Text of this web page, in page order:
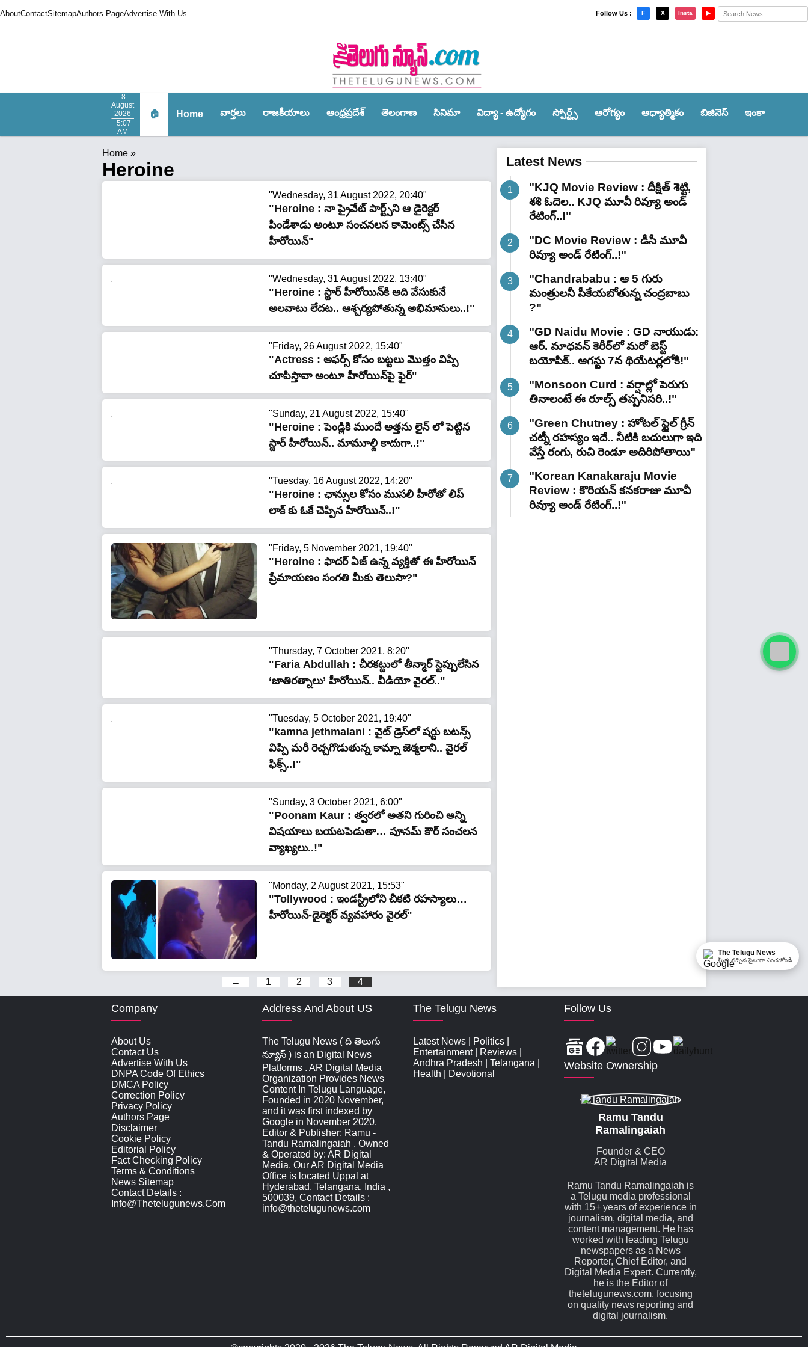
AboutContactSitemapAuthors PageAdvertise With Us Follow Us : F X Insta ▶
8
August
2026
5:07
AM
🏠 Home వార్త‌లు రాజ‌కీయాలు ఆంధ్ర‌ప్ర‌దేశ్‌ తెలంగాణ‌ సినిమా విద్యా - ఉద్యోగం స్పోర్ట్స్‌ ఆరోగ్యం ఆధ్యాత్మికం బిజినెస్ ఇంకా
×
Home »
Heroine
"Wednesday, 31 August 2022, 20:40"
"Heroine : నా ప్రైవేట్ పార్ట్స్‌ని ఆ డైరెక్ట‌ర్
పిండేశాడు అంటూ సంచ‌నల‌న కామెంట్స్ చేసిన
హీరోయిన్"
"Wednesday, 31 August 2022, 13:40"
"Heroine : స్టార్ హీరోయిన్‌కి అది వేసుకునే
అల‌వాటు లేదట‌.. ఆశ్చ‌ర్యపోతున్న అభిమానులు..!"
"Friday, 26 August 2022, 15:40"
"Actress : ఆఫ‌ర్స్ కోసం బ‌ట్ట‌లు మొత్తం విప్పి
చూపిస్తావా అంటూ హీరోయిన్‌పై ఫైర్"
"Sunday, 21 August 2022, 15:40"
"Heroine : పెండ్లికి ముందే అత్త‌ను లైన్ లో పెట్టిన
స్టార్ హీరోయిన్‌.. మామూల్ది కాదుగా..!"
"Tuesday, 16 August 2022, 14:20"
"Heroine : ఛాన్సుల కోసం ముస‌లి హీరోతో లిప్
లాక్ కు ఓకే చెప్పిన హీరోయిన్‌..!"
"Friday, 5 November 2021, 19:40"
"Heroine : ఫాదర్ ఏజ్ ఉన్న వ్యక్తితో ఈ హీరోయిన్
ప్రేమాయణం సంగతి మీకు తెలుసా?"
"Thursday, 7 October 2021, 8:20"
"Faria Abdullah : చీరకట్టులో తీన్మార్ స్టెప్పులేసిన
‘జాతిరత్నాలు’ హీరోయిన్.. వీడియో వైరల్.."
"Tuesday, 5 October 2021, 19:40"
"kamna jethmalani : వైట్ డ్రెస్‌లో ష‌ర్టు బ‌ట‌న్స్
విప్పి మ‌రీ రెచ్చ‌గొడుతున్న కామ్నా జెఠ్మలాని.. వైర‌ల్
ఫిక్స్‌..!"
"Sunday, 3 October 2021, 6:00"
"Poonam Kaur : త్వ‌ర‌లో అత‌ని గురించి అన్ని
విష‌యాలు బ‌య‌ట‌పెడుతా… పూనమ్ కౌర్ సంచ‌ల‌న
వ్యాఖ్య‌లు..!"
"Monday, 2 August 2021, 15:53"
"Tollywood : ఇండస్ట్రీలోని చీకటి రహస్యాలు…
హీరోయిన్-డైరెక్టర్ వ్యవహారం వైరల్"
← 1 2 3 4
Latest News
"KJQ Movie Review : దీక్షిత్ శెట్టి,
శశి ఓదెల.. KJQ మూవీ రివ్యూ అండ్
రేటింగ్‌..!"
"DC Movie Review : డీసీ మూవీ
రివ్యూ అండ్ రేటింగ్‌..!"
"Chandrababu : ఆ 5 గురు
మంత్రులనీ పీకేయబోతున్న చంద్రబాబు
?"
"GD Naidu Movie : GD నాయుడు:
ఆర్. మాధవన్‌ కెరీర్‌లో మరో బెస్ట్
బయోపిక్.. ఆగస్టు 7న థియేటర్లలోకి!"
"Monsoon Curd : వర్షాల్లో పెరుగు
తినాలంటే ఈ రూల్స్ తప్పనిసరి..!"
"Green Chutney : హోటల్ స్టైల్ గ్రీన్
చట్నీ రహస్యం ఇదే.. నీటికి బదులుగా ఇది
వేస్తే రంగు, రుచి రెండూ అదిరిపోతాయి"
"Korean Kanakaraju Movie
Review : కొరియన్ కనకరాజు మూవీ
రివ్యూ అండ్ రేటింగ్‌..!"
Company
About Us
Contact Us
Advertise With Us
DNPA Code Of Ethics
DMCA Policy
Correction Policy
Privacy Policy
Authors Page
Disclaimer
Cookie Policy
Editorial Policy
Fact Checking Policy
Terms & Conditions
News Sitemap
Contact Details :
Info@thetelugunews.com
Address And About US
The Telugu News ( ది తెలుగు
న్యూస్‌ ) is an Digital News
Platforms . AR Digital Media
Organization Provides News
Content In Telugu Language,
Founded in 2020 November,
and it was first indexed by
Google in November 2020.
Editor & Publisher: Ramu -
Tandu Ramalingaiah . Owned
& Operated by: AR Digital
Media. Our AR Digital Media
Office is located Uppal at
Hyderabad, Telangana, India ,
500039, Contact Details :
info@thetelugunews.com
The Telugu News
Latest News Politics
Entertainment| Reviews
Andhra Pradesh
Telangana
Health
Devotional
Follow Us
Website Ownership
Ramu Tandu
Ramalingaiah
Founder & CEO
AR Digital Media
Ramu Tandu Ramalingaiah is
a Telugu media professional
with 15+ years of experience in
journalism, digital media, and
content management. He has
worked with leading Telugu
newspapers as a News
Reporter, Chief Editor, and
Digital Media Expert. Currently,
he is the Editor of
thetelugunews.com, focusing
on quality news reporting and
digital journalism.
The Telugu News
మీకు నచ్చిన సైటుగా ఎంచుకోండి